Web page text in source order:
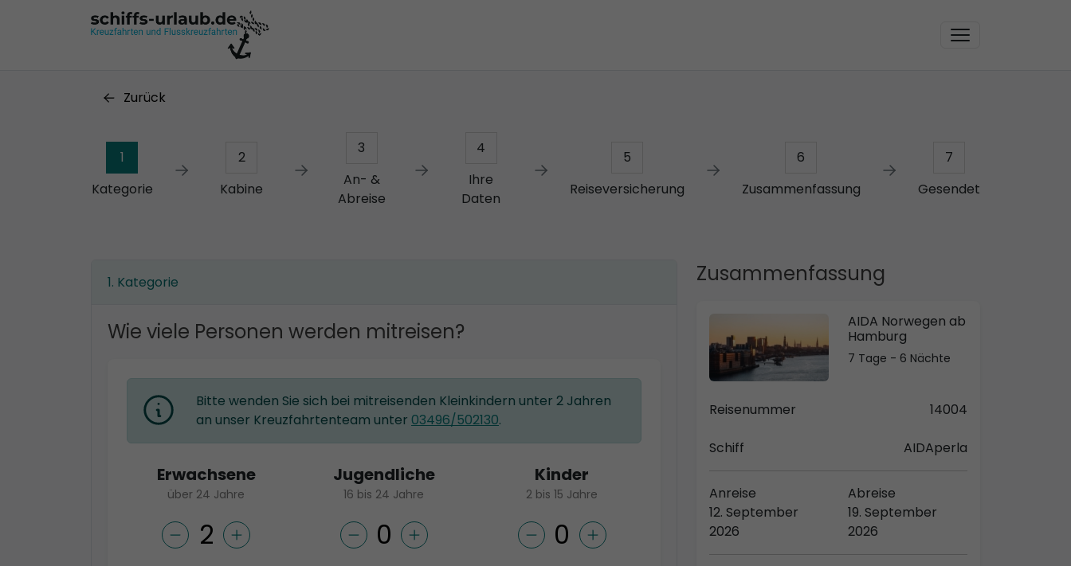
Zurück
1
Kategorie
2
Kabine
3
An- &
Abreise
4
Ihre
Daten
5
Reiseversicherung
6
Zusammenfassung
7
Gesendet
Zusammenfassung
AIDA Norwegen ab
Hamburg
7 Tage - 6 Nächte
Reisenummer 14004
Schiff AIDAperla
Anreise
12. September
2026
Abreise
19. September
2026
Kategorie
Wie viele Personen werden mitreisen?
Bitte wenden Sie sich bei mitreisenden Kleinkindern unter 2 Jahren
an unser Kreuzfahrtenteam unter 03496/502130.
Erwachsene
über 24 Jahre
Jugendliche
16 bis 24 Jahre
Kinder
2 bis 15 Jahre